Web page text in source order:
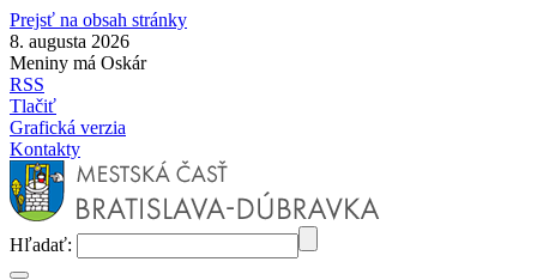
Prejsť na obsah stránky
8. augusta 2026
Meniny má Oskár
RSS
Tlačiť
Grafická verzia
Kontakty
Hľadať: